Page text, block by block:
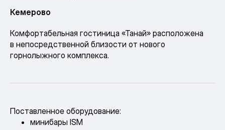
Кемерово
Комфортабельная гостиница «Танай» расположена
в непосредственной близости от нового
горнолыжного комплекса.
Поставленное оборудование:
минибары ISM